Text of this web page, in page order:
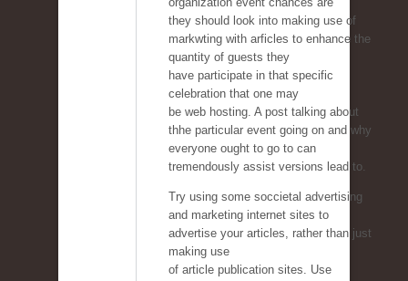
they should look into making use of
markwting with arficles to enhance the
quantity of guests they
have participate in that specific
celebration that one may
be web hosting. A post talking about
thhe particular event going on and why
everyone ought to go to can
tremendously assist versions lead to.
Try using some soccietal advertising
and marketing internet sites to
advertise your articles, rather than just
making use
of article publication sites. Use